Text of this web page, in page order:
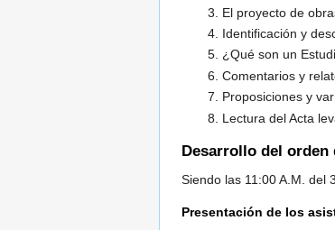
El proyecto de
Identificación y
¿Qué son un
Comentarios y
Proposiciones y
Lectura del Acta
Desarrollo del orden
Siendo las 11:00 A.M. del
Presentación de los